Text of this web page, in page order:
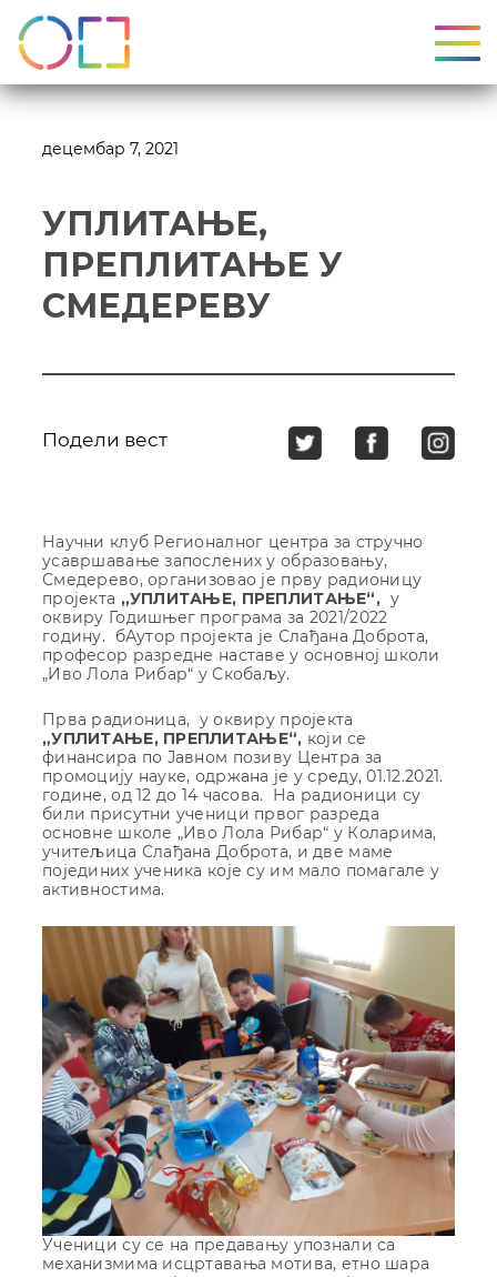
децембар 7, 2021
УПЛИТАЊЕ,
ПРЕПЛИТАЊЕ У
СМЕДЕРЕВУ
Подели вест
Научни клуб Регионалног центра за стручно
усавршавање запослених у образовању,
Смедерево, организовао је прву радионицу
пројекта „УПЛИТАЊЕ, ПРЕПЛИТАЊЕ“, у
оквиру Годишњег програма за 2021/2022
годину. бАутор пројекта је Слађана Доброта,
професор разредне наставе у основној школи
„Иво Лола Рибар“ у Скобаљу.
Прва радионица, у оквиру пројекта
„УПЛИТАЊЕ, ПРЕПЛИТАЊЕ“, који се
финансира по Јавном позиву Центра за
промоцију науке, одржана је у среду, 01.12.2021.
године, од 12 до 14 часова. На радионици су
били присутни ученици првог разреда
основне школе „Иво Лола Рибар“ у Коларима,
учитељица Слађана Доброта, и две маме
појединих ученика које су им мало помагале у
активностима.
Ученици су се на предавању упознали са
механизмима исцртавања мотива, етно шара